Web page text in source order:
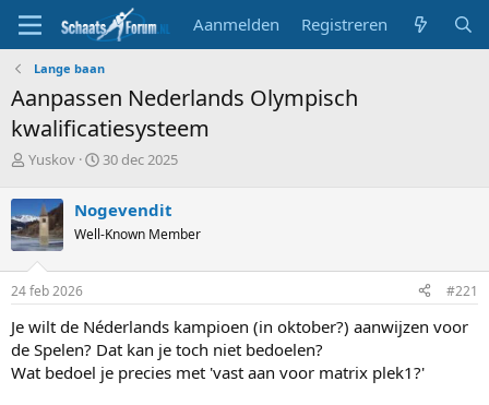
Aanmelden Registreren
Lange baan
Aanpassen Nederlands Olympisch
kwalificatiesysteem
T
p
i
c
s
t
a
t
e
r
Yuskov
S
r
t
a
u
m
30 dec 2025
Nogevendit
Well-Known Member
24 feb 2026 #221
Je wilt de Néderlands kampioen (in oktober?) aanwijzen voor
de Spelen? Dat kan je toch niet bedoelen?
Wat bedoel je precies met 'vast aan voor matrix plek1?'